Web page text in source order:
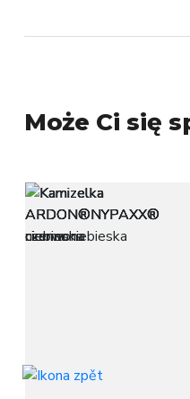
Może Ci się